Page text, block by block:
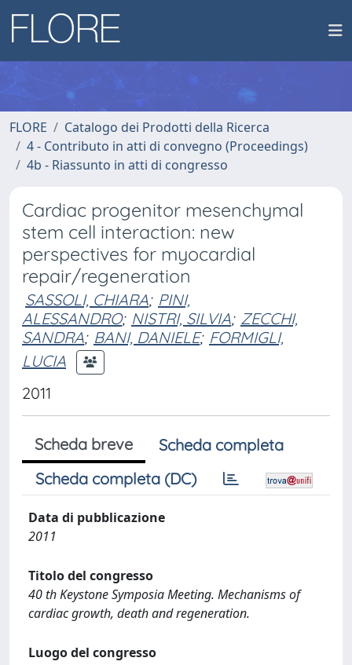
FLORE
Catalogo dei Prodotti della Ricerca
4 - Contributo in atti di convegno (Proceedings)
4b - Riassunto in atti di congresso
Cardiac progenitor mesenchymal
stem cell interaction: new
perspectives for myocardial
repair/regeneration
SASSOLI, CHIARA; PINI,
ALESSANDRO; NISTRI, SILVIA; ZECCHI,
SANDRA; BANI, DANIELE; FORMIGLI,
LUCIA
2011
Scheda breve
Scheda completa
Scheda completa (DC)
Data di pubblicazione
2011
Titolo del congresso
40 th Keystone Symposia Meeting. Mechanisms of
cardiac growth, death and regeneration.
Luogo del congresso